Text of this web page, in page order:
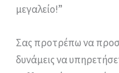
μεγαλείο!”
Σας προτρέπω να
δυνάμεις να